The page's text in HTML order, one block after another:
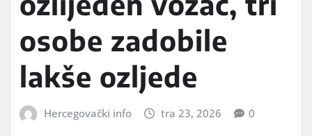
osobe zadobile
lakše ozljede
Hercegovački info tra 23, 2026 0